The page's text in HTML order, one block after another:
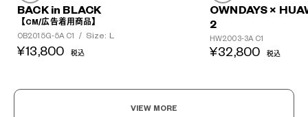
BACK in BLACK
【CM/広告着用商品】
OB2015G-5A C1
/ Size: L
¥13,800 税込
OWNDAYS ×
2
HW2003-3A C1
¥32,800 税込
VIEW MORE